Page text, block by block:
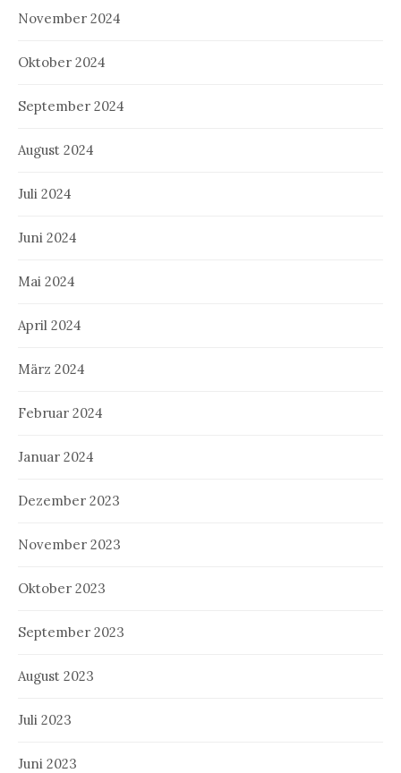
November 2024
Oktober 2024
September 2024
August 2024
Juli 2024
Juni 2024
Mai 2024
April 2024
März 2024
Februar 2024
Januar 2024
Dezember 2023
November 2023
Oktober 2023
September 2023
August 2023
Juli 2023
Juni 2023